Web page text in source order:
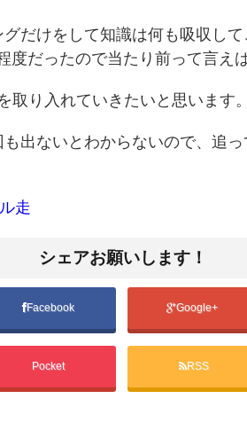
グだけをして知識は何も吸収して
度だったので当たり前って言え
取り入れていきたいと思います。
出ないとわからないので、追
走
シェアお願いします！
Facebook Google+
Pocket RSS